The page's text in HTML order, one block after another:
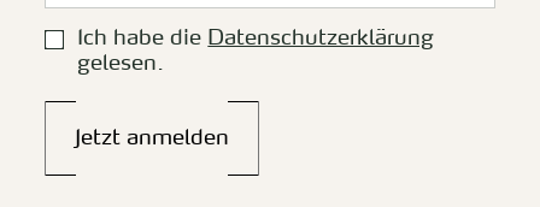
Ich habe die Datenschutzerklärung
gelesen.
Jetzt anmelden